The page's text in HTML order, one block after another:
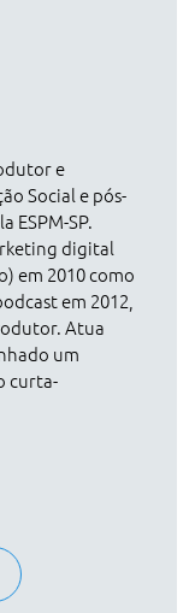
e
Social e pós-
ESPM-SP.
digital
em 2010 como
em 2012,
Atua
um
curta-